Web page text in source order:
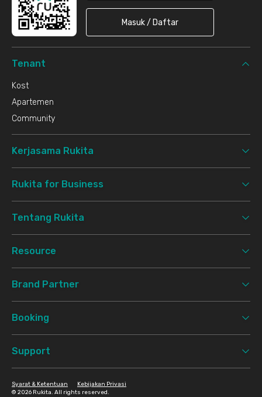
Masuk / Daftar
Tenant
Kost
Apartemen
Community
Kerjasama Rukita
Rukita for Business
Tentang Rukita
Resource
Brand Partner
Booking
Support
© 2026 Rukita. All rights reserved.
Syarat & Ketentuan Kebijakan Privasi